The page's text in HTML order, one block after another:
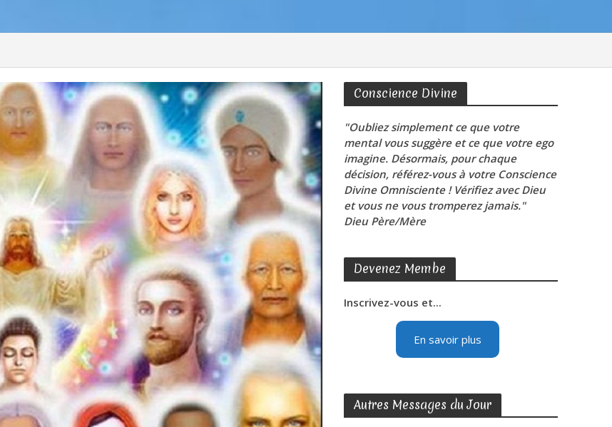
Conscience Divine
"Oubliez simplement ce que votre
mental vous suggère et ce que votre ego
imagine. Désormais, pour chaque
décision, référez-vous à votre Conscience
Divine Omnisciente ! Vérifiez avec Dieu
et vous ne vous tromperez jamais."
Dieu Père/Mère
Devenez Membe
Inscrivez-vous et...
En savoir plus
Autres Messages du Jour